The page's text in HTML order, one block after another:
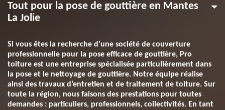
Tout pour la pose de gouttière en Mantes
La Jolie
Si vous êtes la recherche d’une société de couverture
professionnelle pour la pose efficace de gouttière, Pro
toiture est une entreprise spécialisée particulièrement dans
la pose et le nettoyage de gouttière. Notre équipe réalise
ainsi des travaux d’entretien et de traitement de toiture. Sur
toute la région, nous faisons des prestations pour toutes
demandes : particuliers, professionnels, collectivités. En tant